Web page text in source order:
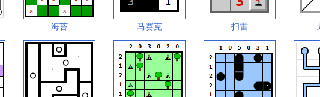
海苔 马赛克 扫雷